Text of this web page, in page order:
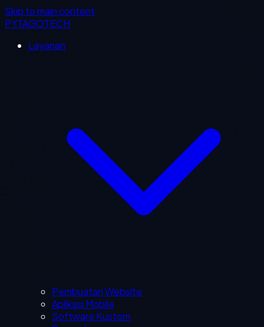
Skip to main content
PYTAGOTECH
Layanan
Pembuatan Website
Aplikasi Mobile
Software Kustom